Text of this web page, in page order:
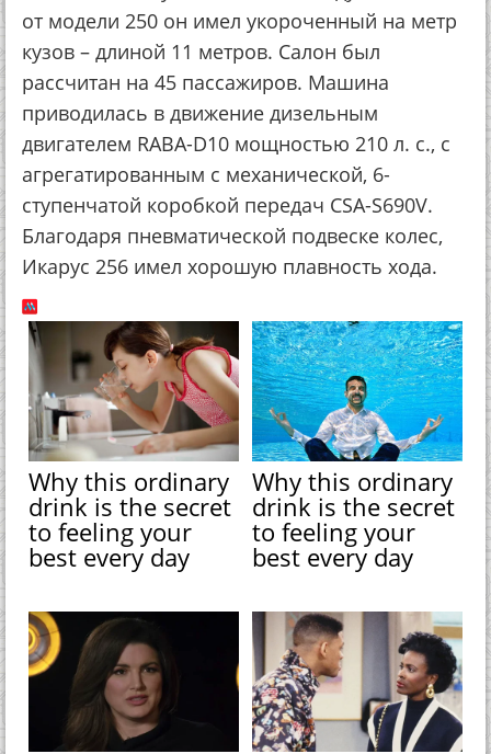
от модели 250 он имел укороченный на метр
кузов – длиной 11 метров. Салон был
рассчитан на 45 пассажиров. Машина
приводилась в движение дизельным
двигателем RABA-D10 мощностью 210 л. с., с
агрегатированным с механической, 6-
ступенчатой коробкой передач CSA-S690V.
Благодаря пневматической подвеске колес,
Икарус 256 имел хорошую плавность хода.
Why this ordinary
drink is the secret
to feeling your
best every day
Why this ordinary
drink is the secret
to feeling your
best every day